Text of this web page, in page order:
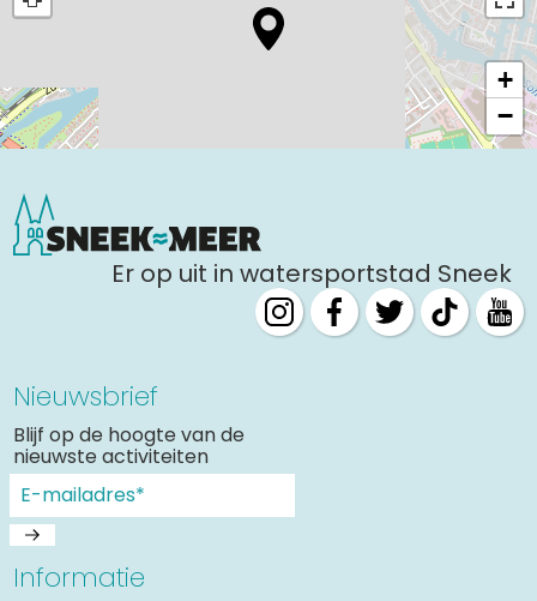
+
−
Er op uit in watersportstad Sneek
Nieuwsbrief
Blijf op de hoogte van de
nieuwste activiteiten
Informatie